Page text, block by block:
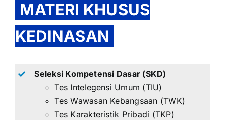
MATERI KHUSUS
KEDINASAN
Seleksi Kompetensi Dasar (SKD)
Tes Intelegensi Umum (TIU)
Tes Wawasan Kebangsaan (TWK)
Tes Karakteristik Pribadi (TKP)